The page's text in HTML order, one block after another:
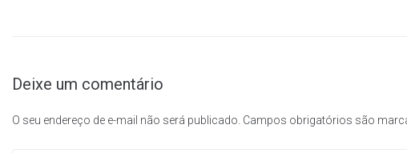
Deixe um comentário
O seu endereço de e-mail não será publicado. Campos obrigatórios são